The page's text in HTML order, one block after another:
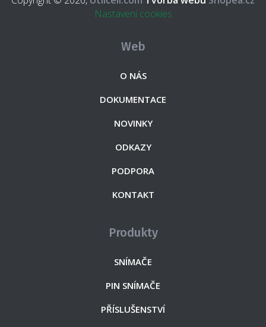
Nastavení cookies
Web
O NÁS
DOKUMENTACE
NOVINKY
ODKAZY
PODPORA
KONTAKT
Produkty
SNÍMAČE
PIN SNÍMAČE
PŘÍSLUŠENSTVÍ